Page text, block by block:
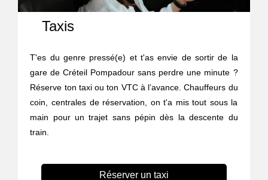
Taxis
T'es du genre pressé(e) et t'as envie de sortir de la
gare de Créteil Pompadour sans perdre une minute ?
Réserve ton taxi ou ton VTC à l’avance. Chauffeurs du
coin, centrales de réservation, on t'a mis tout sous la
main pour un trajet sans pépin dès la descente du
train.
Réserver un taxi